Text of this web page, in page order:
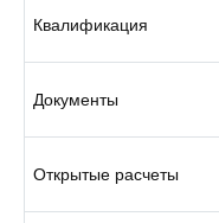
Квалификация
Документы
Открытые расчеты